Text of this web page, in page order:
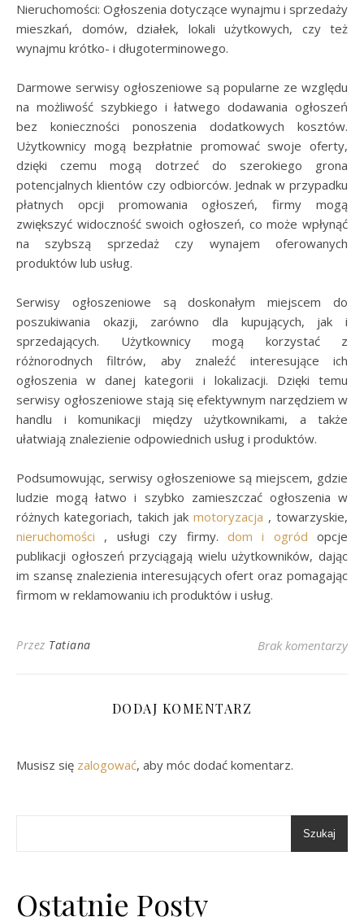
Nieruchomości: Ogłoszenia dotyczące wynajmu i sprzedaży
mieszkań, domów, działek, lokali użytkowych, czy też
wynajmu krótko- i długoterminowego.
Darmowe serwisy ogłoszeniowe są popularne ze względu
na możliwość szybkiego i łatwego dodawania ogłoszeń
bez konieczności ponoszenia dodatkowych kosztów.
Użytkownicy mogą bezpłatnie promować swoje oferty,
dzięki czemu mogą dotrzeć do szerokiego grona
potencjalnych klientów czy odbiorców. Jednak w przypadku
płatnych opcji promowania ogłoszeń, firmy mogą
zwiększyć widoczność swoich ogłoszeń, co może wpłynąć
na szybszą sprzedaż czy wynajem oferowanych
produktów lub usług.
Serwisy ogłoszeniowe są doskonałym miejscem do
poszukiwania okazji, zarówno dla kupujących, jak i
sprzedających. Użytkownicy mogą korzystać z
różnorodnych filtrów, aby znaleźć interesujące ich
ogłoszenia w danej kategorii i lokalizacji. Dzięki temu
serwisy ogłoszeniowe stają się efektywnym narzędziem w
handlu i komunikacji między użytkownikami, a także
ułatwiają znalezienie odpowiednich usług i produktów.
Podsumowując, serwisy ogłoszeniowe są miejscem, gdzie
ludzie mogą łatwo i szybko zamieszczać ogłoszenia w
różnych kategoriach, takich jakmotoryzacja , towarzyskie,
nieruchomości , usługi czy firmy. dom i ogród opcje
publikacji ogłoszeń przyciągają wielu użytkowników, dając
im szansę znalezienia interesujących ofert oraz pomagając
firmom w reklamowaniu ich produktów i usług.
Przez Tatiana Brak komentarzy
DODAJ KOMENTARZ
Musisz się zalogować, aby móc dodać komentarz.
Szukaj
Ostatnie Posty